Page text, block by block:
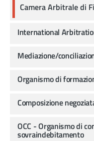
Camera Arbitrale di
International
Mediazione/
Organismo di
Composizione
OCC - Organismo di
sovraindebitamento